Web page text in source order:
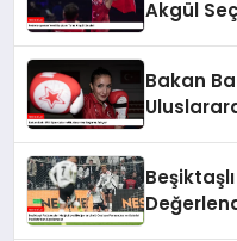
Akgül
Bakan